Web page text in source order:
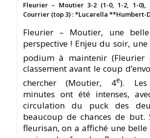
Fleurier – Moutier 3-2 (1-0, 1-2, 1-0),
Courrier (top 3) : *Lucarella **Humbert-
Fleurier – Moutier, une
perspective ! Enjeu du soir,
podium à maintenir (Fleurier
classement avant le coup
chercher (Moutier, 4e). Les
minutes ont été intenses,
circulation du puck des
beaucoup de chances de but.
fleurisan, on a affiché une belle